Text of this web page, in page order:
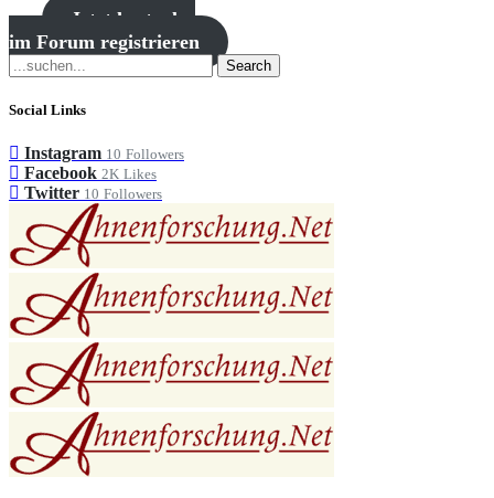
Jetzt kostenlos
im Forum registrieren
Search
Social Links
Instagram 10 Followers
Facebook 2K Likes
Twitter 10 Followers